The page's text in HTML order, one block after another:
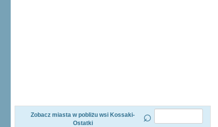
Zobacz miasta w pobliżu wsi Kossaki-
Ostatki